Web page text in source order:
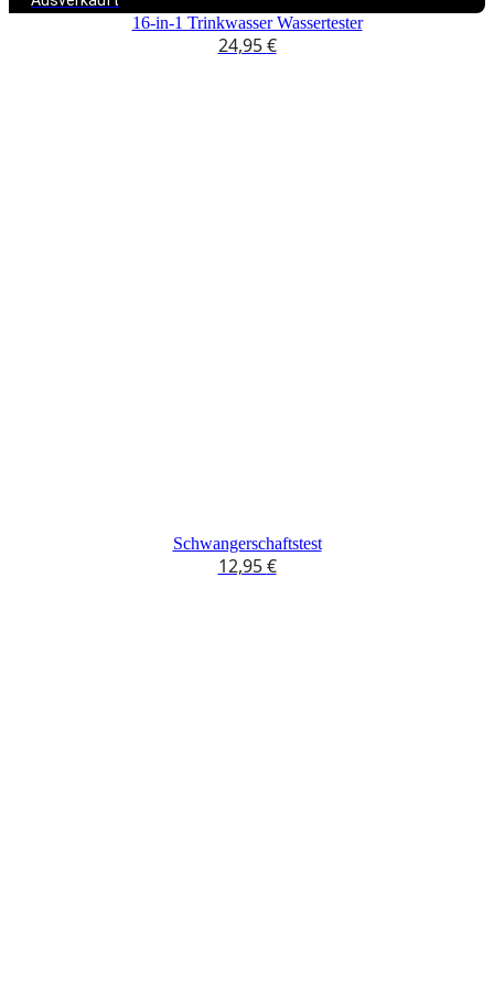
16-in-1 Trinkwasser Wassertester
24,95€
Schwangerschaftstest
12,95€